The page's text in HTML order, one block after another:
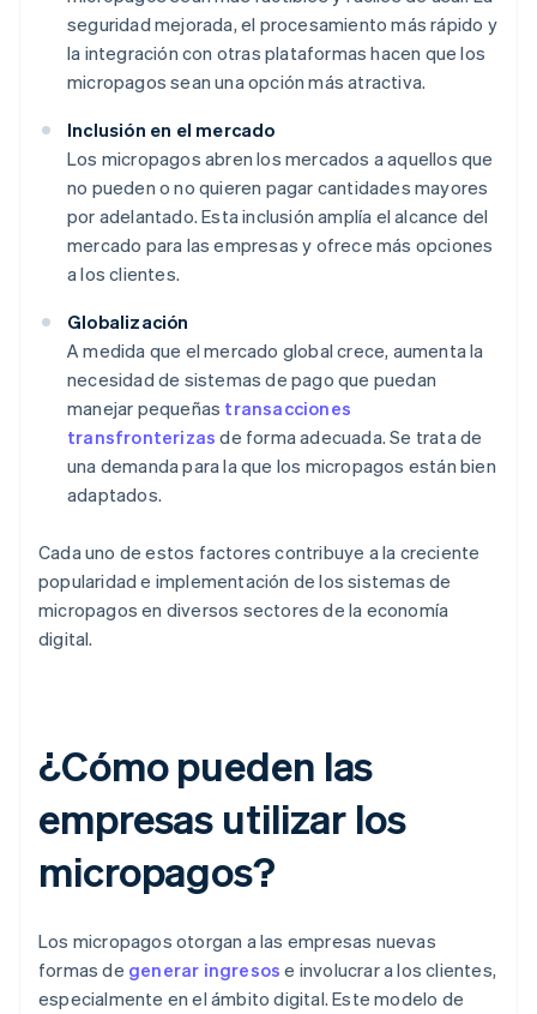
seguridad mejorada, el procesamiento más rápido y
la integración con otras plataformas hacen que los
micropagos sean una opción más atractiva.
Inclusión en el mercado
Los micropagos abren los mercados a aquellos que
no pueden o no quieren pagar cantidades mayores
por adelantado. Esta inclusión amplía el alcance del
mercado para las empresas y ofrece más opciones
a los clientes.
Globalización
A medida que el mercado global crece, aumenta la
necesidad de sistemas de pago que puedan
manejar pequeñas transacciones
transfronterizas de forma adecuada. Se trata de
una demanda para la que los micropagos están bien
adaptados.
Cada uno de estos factores contribuye a la creciente
popularidad e implementación de los sistemas de
micropagos en diversos sectores de la economía
digital.
¿Cómo pueden las
empresas utilizar los
micropagos?
Los micropagos otorgan a las empresas nuevas
formas de generar ingresos e involucrar a los clientes,
especialmente en el ámbito digital. Este modelo de